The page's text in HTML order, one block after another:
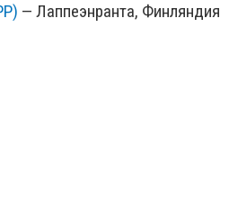
— Лаппеэнранта, Финляндия